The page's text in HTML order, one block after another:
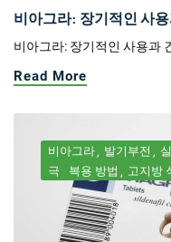
비아그라: 장기적인 사
비아그라: 장기적인 사용과
Read More
비아그라 발기부전
극
복용 방법 고지방